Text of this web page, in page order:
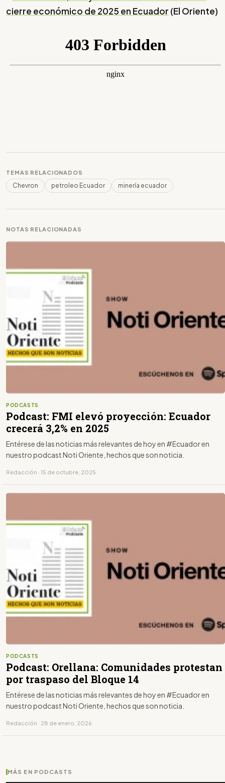
cierre económico de 2025 en Ecuador (El Oriente)
TEMAS RELACIONADOS
Chevron petroleo Ecuador minería ecuador
NOTAS RELACIONADAS
PODCASTS
Podcast: FMI elevó proyección: Ecuador
crecerá 3,2% en 2025
Entérese de las noticias más relevantes de hoy en #Ecuador en
nuestro podcast Noti Oriente, hechos que son noticia.
Redacción · 15 de octubre, 2025
PODCASTS
Podcast: Orellana: Comunidades protestan
por traspaso del Bloque 14
Entérese de las noticias más relevantes de hoy en #Ecuador en
nuestro podcast Noti Oriente, hechos que son noticia.
Redacción · 28 de enero, 2026
MÁS EN PODCASTS